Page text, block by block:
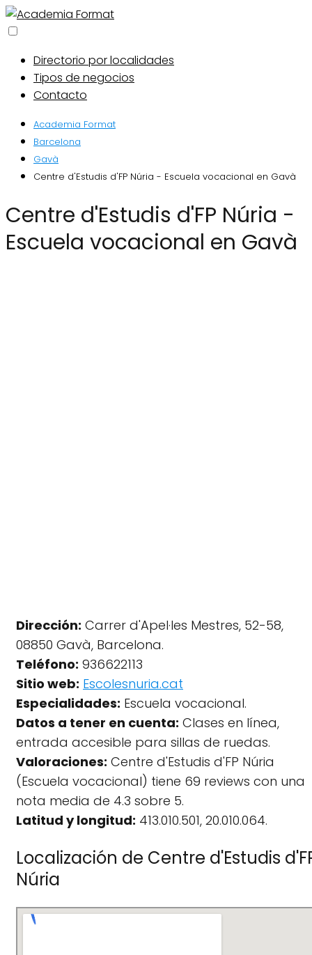
Directorio por localidades
Tipos de negocios
Contacto
Academia Format
Barcelona
Gavà
Centre d'Estudis d'FP Núria - Escuela vocacional en Gavà
Centre d'Estudis d'FP Núria -
Escuela vocacional en Gavà
Dirección: Carrer d'Apel·les Mestres, 52-58,
08850 Gavà, Barcelona.
Teléfono: 936622113
Sitio web: Escolesnuria.cat
Especialidades: Escuela vocacional.
Datos a tener en cuenta: Clases en línea,
entrada accesible para sillas de ruedas.
Valoraciones: Centre d'Estudis d'FP Núria
(Escuela vocacional) tiene 69 reviews con una
nota media de 4.3 sobre 5.
Latitud y longitud: 413.010.501, 20.010.064.
Localización de Centre d'Estudis
Núria